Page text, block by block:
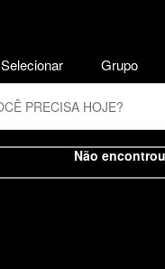
Não
Selecionar Grupo